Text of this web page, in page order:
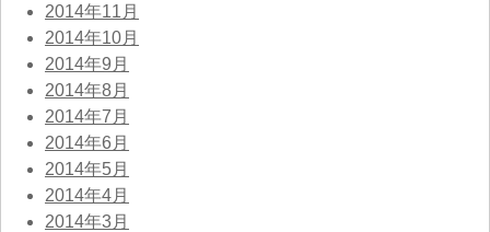
2014年11月
2014年10月
2014年9月
2014年8月
2014年7月
2014年6月
2014年5月
2014年4月
2014年3月